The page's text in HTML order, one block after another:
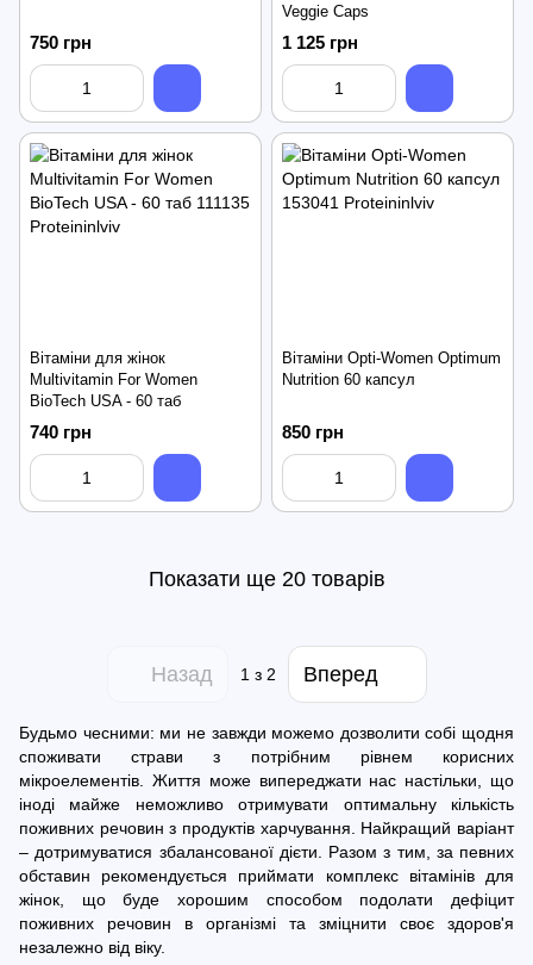
750 грн
Veggie Caps
1 125 грн
Вітаміни для жінок
Multivitamin For Women
BioTech USA - 60 таб
740 грн
Вітаміни Opti-Women Optimum
Nutrition 60 капсул
850 грн
Показати ще 20 товарів
Назад 1 з 2 Вперед
Будьмо чесними: ми не завжди можемо дозволити собі щодня
споживати страви з потрібним рівнем корисних
мікроелементів. Життя може випереджати нас настільки, що
іноді майже неможливо отримувати оптимальну кількість
поживних речовин з продуктів харчування. Найкращий варіант
– дотримуватися збалансованої дієти. Разом з тим, за певних
обставин рекомендується приймати комплекс вітамінів для
жінок, що буде хорошим способом подолати дефіцит
поживних речовин в організмі та зміцнити своє здоров'я
незалежно від віку.